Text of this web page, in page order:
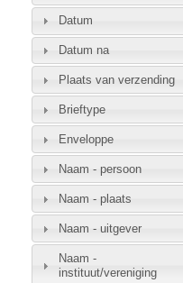
Datum
Datum na
Plaats van verzending
Brieftype
Enveloppe
Naam - persoon
Naam - plaats
Naam - uitgever
Naam -
instituut/vereniging